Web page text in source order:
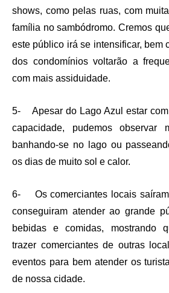
shows, como pelas ruas, com
família no sambódromo. Cremos
este público irá se intensificar, bem
dos condomínios voltarão a
com mais assiduidade.
5- Apesar do Lago Azul estar
capacidade, pudemos observar
banhando-se no lago ou
os dias de muito sol e calor.
6- Os comerciantes locais saíram
conseguiram atender ao grande
bebidas e comidas, mostrando
trazer comerciantes de outras
eventos para bem atender os
de nossa cidade.